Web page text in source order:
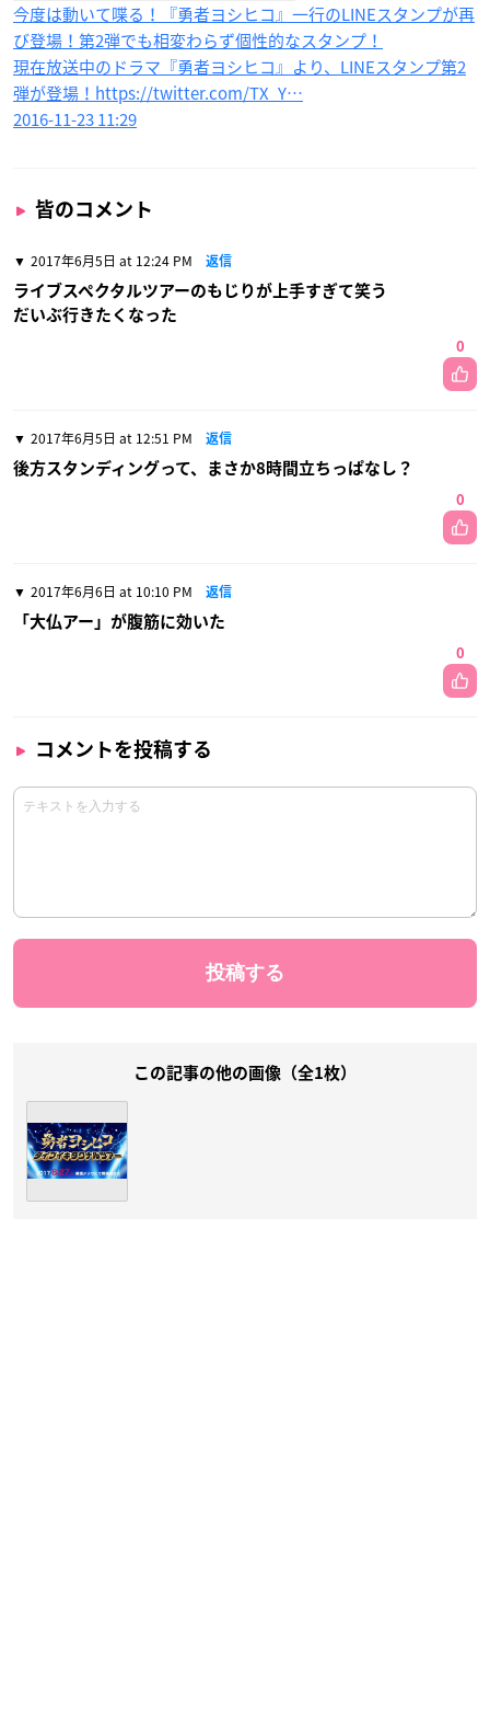
今度は動いて喋る！『勇者ヨシヒコ』一行のLINEスタンプが再
び登場！第2弾でも相変わらず個性的なスタンプ！
現在放送中のドラマ『勇者ヨシヒコ』より、LINEスタンプ第2
弾が登場！https://twitter.com/TX_Y…
2016-11-23 11:29
皆のコメント
2017年6月5日 at 12:24 PM 返信
ライブスペクタルツアーのもじりが上手すぎて笑う
だいぶ行きたくなった
0
2017年6月5日 at 12:51 PM 返信
後方スタンディングって、まさか8時間立ちっぱなし？
0
2017年6月6日 at 10:10 PM 返信
「大仏アー」が腹筋に効いた
0
コメントを投稿する
この記事の他の画像（全1枚）